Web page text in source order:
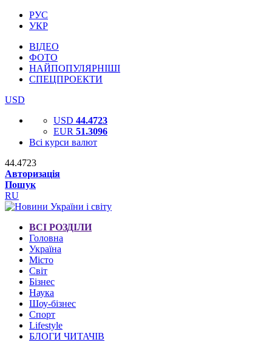
РУС
УКР
ВІДЕО
ФОТО
НАЙПОПУЛЯРНІШІ
СПЕЦПРОЕКТИ
USD
USD 44.4723
EUR 51.3096
Всі курси валют
44.4723
Авторизація
Пошук
RU
ВСІ РОЗДІЛИ
Головна
Україна
Місто
Світ
Бізнес
Наука
Шоу-бізнес
Спорт
Lifestyle
БЛОГИ ЧИТАЧІВ